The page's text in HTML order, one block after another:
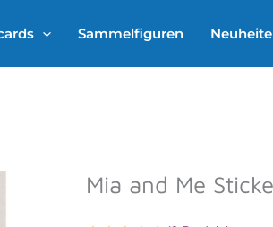
Sammelfiguren
Mia and Me